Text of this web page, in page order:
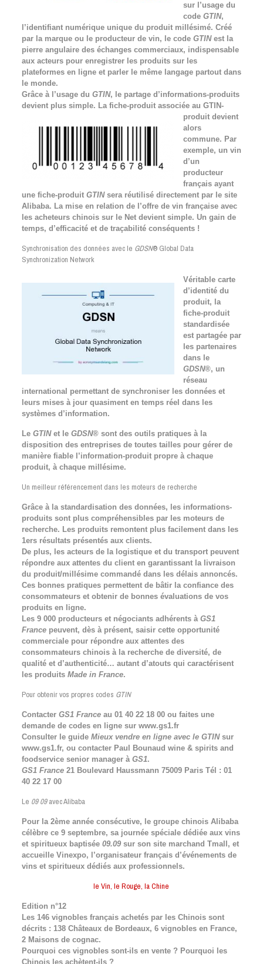
sur l’usage du
code GTIN,
l’identifiant numérique unique du produit millésimé. Créé
par la marque ou le producteur de vin, le code GTINest la
pierre angulaire des échanges commerciaux, indispensable
aux acteurs pour enregistrer les produits sur les
plateformes en ligne et parler le même langage partout dans
le monde.
Grâce à l’usage du GTIN, le partage d’informations-produits
devient plus simple. La fiche-produit associée au GTIN-
produit devient
alors
commune. Par
exemple, un vin
d’un
producteur
français ayant
une fiche-produit GTINsera réutilisé directement par le site
Alibaba. La mise en relation de l’offre de vin française avec
les acheteurs chinois sur le Net devient simple. Un gain de
temps, d’efficacité et de traçabilité conséquents !
Synchronisation des données avec le GDSN® Global Data
Synchronization Network
Véritable carte
d’identité du
produit, la
fiche-produit
standardisée
est partagée par
les partenaires
dans le
GDSN®, un
réseau
international permettant de synchroniser les données et
leurs mises à jour quasiment en temps réel dans les
systèmes d’information.
Le GTINet le GDSN® sont des outils pratiques à la
disposition des entreprises de toutes tailles pour gérer de
manière fiable l’information-produit propre à chaque
produit, à chaque millésime.
Un meilleur référencement dans les moteurs de recherche
Grâce à la standardisation des données, les informations-
produits sont plus compréhensibles par les moteurs de
recherche. Les produits remontent plus facilement dans les
1ers résultats présentés aux clients.
De plus, les acteurs de la logistique et du transport peuvent
répondre aux attentes du client en garantissant la livraison
du produit/millésime commandé dans les délais annoncés.
Ces bonnes pratiques permettent de bâtir la confiance des
consommateurs et obtenir de bonnes évaluations de vos
produits en ligne.
Les 9 000 producteurs et négociants adhérents à GS1
Francepeuvent, dès à présent, saisir cette opportunité
commerciale pour répondre aux attentes des
consommateurs chinois à la recherche de diversité, de
qualité et d’authenticité… autant d’atouts qui caractérisent
les produits Made in France.
Pour obtenir vos propres codes GTIN
Contacter GS1 Franceau 01 40 22 18 00 ou faites une
demande de codes en ligne sur www.gs1.fr
Consulter le guide Mieux vendre en ligne avec le GTINsur
www.gs1.fr, ou contacter Paul Bounaud wine & spirits and
foodservice senior manager à GS1.
GS1 France21 Boulevard Haussmann 75009 Paris Tél : 01
40 22 17 00
Le 09 09avec Alibaba
Pour la 2ème année consécutive, le groupe chinois Alibaba
célèbre ce 9 septembre, sa journée spéciale dédiée aux vins
et spiritueux baptisée 09.09sur son site marchand Tmall, et
accueille Vinexpo, l’organisateur français d’événements de
vins et spiritueux dédiés aux professionnels.
le Vin, le Rouge, la Chine
Edition n°12
Les 146 vignobles français achetés par les Chinois sont
décrits : 138 Châteaux de Bordeaux, 6 vignobles en France,
2 Maisons de cognac.
Pourquoi ces vignobles sont-ils en vente ? Pourquoi les
Chinois les achètent-ils ?